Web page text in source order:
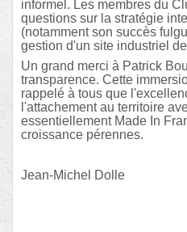
informel. Les membres du
questions sur la stratégie
(notamment son succès
gestion d'un site industriel
Un grand merci à Patrick
transparence. Cette
rappelé à tous que
l'attachement au territoire
essentiellement Made In
croissance pérennes.
Jean-Michel Dolle